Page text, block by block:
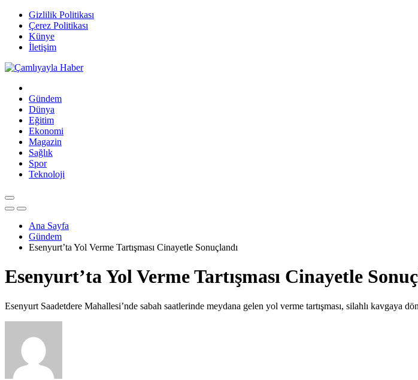
Gizlilik Politikası
Çerez Politikası
Künye
İletişim
Gündem
Dünya
Eğitim
Ekonomi
Magazin
Sağlık
Spor
Teknoloji
Ana Sayfa
Gündem
Esenyurt’ta Yol Verme Tartışması Cinayetle Sonuçlandı
Esenyurt’ta Yol Verme Tartışması Cinayetle
Esenyurt Saadetdere Mahallesi’nde sabah saatlerinde meydana gelen yol verme tartışması, silahlı kavgaya